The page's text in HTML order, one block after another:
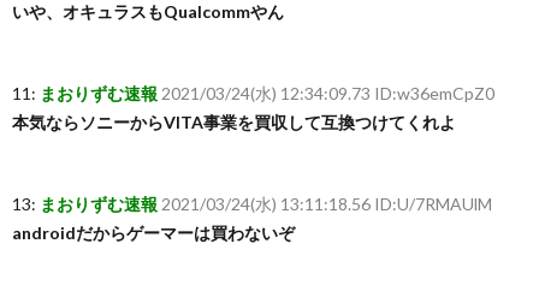
いや、オキュラスもQualcommやん
11: まおりずむ速報 2021/03/24(水) 12:34:09.73 ID:w36emCpZ0
本気ならソニーからVITA事業を買収して互換つけてくれよ
13: まおりずむ速報 2021/03/24(水) 13:11:18.56 ID:U/7RMAUlM
androidだからゲーマーは買わないぞ